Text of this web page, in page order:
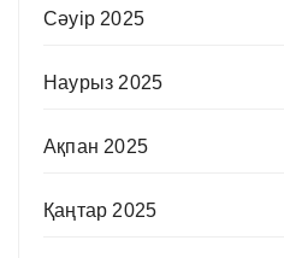
Сәуір 2025
Наурыз 2025
Ақпан 2025
Қаңтар 2025